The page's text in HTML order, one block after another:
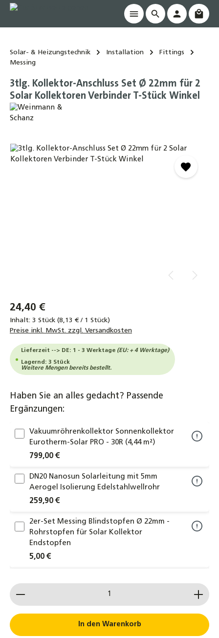
springen
Solar- & Heizungstechnik Installation
Fittings
Messing
3tlg. Kollektor-Anschluss Set Ø 22mm für 2
Solar Kollektoren Verbinder T-Stück Winkel
Bildergalerie überspringen
24,40 €
Inhalt: 3 Stück (8,13 € / 1 Stück)
Preise inkl. MwSt. zzgl. Versandkosten
Lieferzeit --> DE: 1 - 3 Werktage (EU: + 4 Werktage)
Lagernd: 3 Stück
Weitere Mengen bereits bestellt.
Haben Sie an alles gedacht? Passende
Ergänzungen:
Vakuumröhrenkollektor Sonnenkollektor
Eurotherm-Solar PRO - 30R (4,44 m²)
799,00 €
DN20 Nanosun Solarleitung mit 5mm
Aerogel Isolierung Edelstahlwellrohr
259,90 €
2er-Set Messing Blindstopfen Ø 22mm -
Rohrstopfen für Solar Kollektor
Endstopfen
5,00 €
7,60 €
Produkt Anzahl: Gib den gewünschten Wert ein
In den Warenkorb